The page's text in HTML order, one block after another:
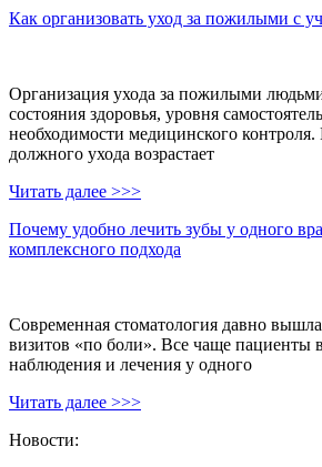
Как организовать уход за пожилыми с
Организация ухода за пожилыми людьми
состояния здоровья, уровня
необходимости медицинского контроля.
должного ухода возрастает
Читать далее >>>
Почему удобно лечить зубы у одного
комплексного подхода
Современная стоматология давно
визитов «по боли». Все чаще пациенты
наблюдения и лечения у одного
Читать далее >>>
Новости: